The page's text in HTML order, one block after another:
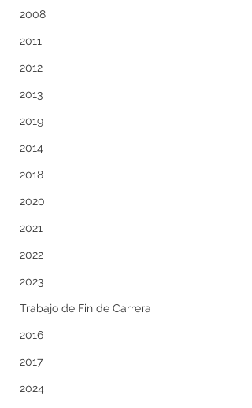
2008
2011
2012
2013
2019
2014
2018
2020
2021
2022
2023
Trabajo de Fin de Carrera
2016
2017
2024